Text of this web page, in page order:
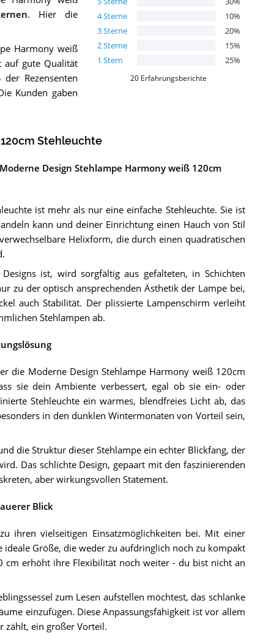
4Sterne 10%
3Sterne 20%
2Sterne 15%
1 Stern 25%
20 Erfahrungsberichte
. Hier die
Harmony weiß
auf gute Qualität
Rezensenten
Kunden gaben
Stehleuchte
Design Stehlampe Harmony weiß 120cm
ist mehr als nur eine einfache Stehleuchte. Sie ist
kann und deiner Einrichtung einen Hauch von Stil
Helixform, die durch einen quadratischen
ist, wird sorgfältig aus gefalteten, in Schichten
zu der optisch ansprechenden Ästhetik der Lampe bei,
auch Stabilität. Der plissierte Lampenschirm verleiht
Stehlampen ab.
die Moderne Design Stehlampe Harmony weiß 120cm
sie dein Ambiente verbessert, egal ob sie ein- oder
Stehleuchte ein warmes, blendfreies Licht ab, das
in den dunklen Wintermonaten von Vorteil sein,
die Struktur dieser Stehlampe ein echter Blickfang, der
Das schlichte Design, gepaart mit den faszinierenden
aber wirkungsvollen Statement.
Blick
ihren vielseitigen Einsatzmöglichkeiten bei. Mit einer
Größe, die weder zu aufdringlich noch zu kompakt
cm erhöht ihre Flexibilität noch weiter - du bist nicht an
zum Lesen aufstellen möchtest, das schlanke
einzufügen. Diese Anpassungsfähigkeit ist vor allem
zählt, ein großer Vorteil.